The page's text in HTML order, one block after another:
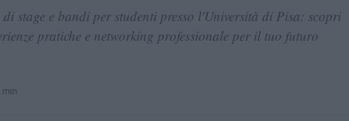
stage e bandi per studenti presso l'Università di Pisa: scopri
pratiche e networking professionale per il tuo futuro
min